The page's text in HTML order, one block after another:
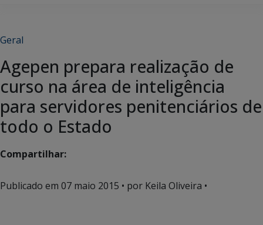
Geral
Agepen prepara realização de
curso na área de inteligência
para servidores penitenciários de
todo o Estado
Compartilhar:
Publicado em 07 maio 2015 • por Keila Oliveira •